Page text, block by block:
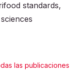
standards,
las publicaciones